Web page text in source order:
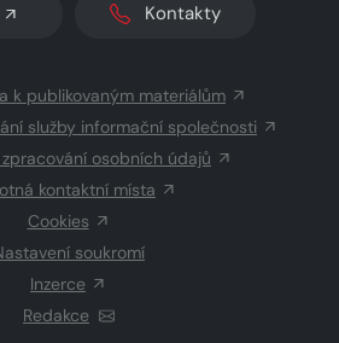
Kontakty
k publikovaným materiálům
služby informační společnosti
osobních údajů
kontaktní místa
Cookies
soukromí
Inzerce
Redakce